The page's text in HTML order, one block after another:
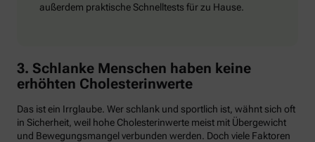
außerdem praktische Schnelltests für zu Hause.
3. Schlanke Menschen haben keine
erhöhten Cholesterinwerte
Das ist ein Irrglaube. Wer schlank und sportlich ist, wähnt sich oft
in Sicherheit, weil hohe Cholesterinwerte meist mit Übergewicht
und Bewegungsmangel verbunden werden. Doch viele Faktoren